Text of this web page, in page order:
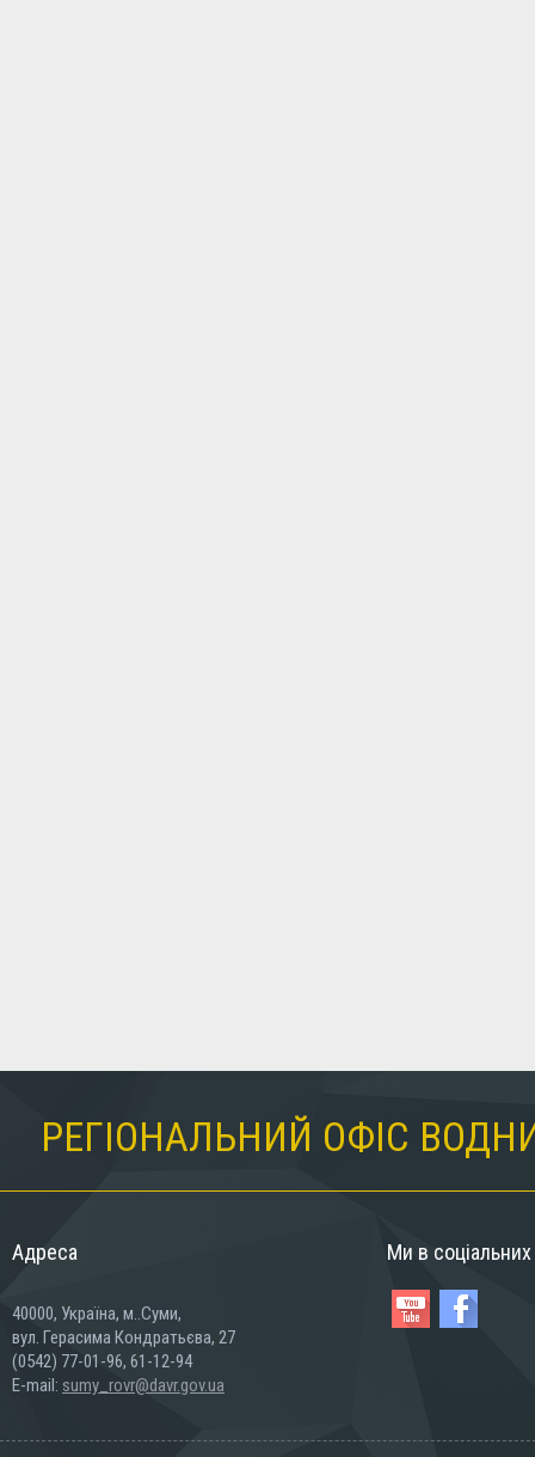
РЕГІОНАЛЬНИЙ ОФІС
Адреса
40000, Україна, м..Суми,
вул. Герасима Кондратьєва, 27
(0542) 77-01-96, 61-12-94
E-mail: sumy_rovr@davr.gov.ua
Ми в